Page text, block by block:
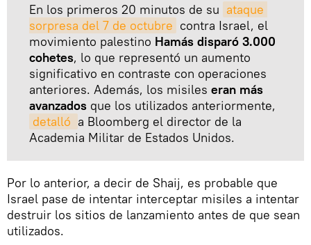
En los primeros 20 minutos de su ataque
sorpresa del 7 de octubre contra Israel, el
movimiento palestino Hamás disparó 3.000
cohetes, lo que representó un aumento
significativo en contraste con operaciones
anteriores. Además, los misiles eran más
avanzados que los utilizados anteriormente,
detalló a Bloomberg el director de la
Academia Militar de Estados Unidos.
Por lo anterior, a decir de Shaij, es probable que
Israel pase de intentar interceptar misiles a intentar
destruir los sitios de lanzamiento antes de que sean
utilizados.